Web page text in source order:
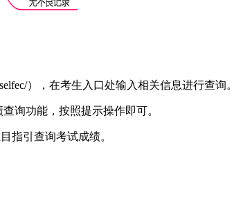
），在考生入口处输入相关信息进行查询
询功能，按照提示操作即可。
指引查询考试成绩。